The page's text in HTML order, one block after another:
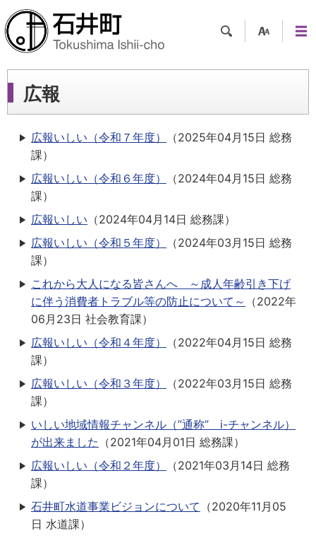
ツー
ュー
広報
広報いしい（令和７年度） （2025年04月15日 総務
課）
広報いしい（令和６年度）
（2024年04月15日 総務
課）
広報いしい （2024年04月14日 総務課）
広報いしい（令和５年度）
（2024年03月15日 総務
課）
これから大人になる皆さんへ ～成人年齢引き下げ
に伴う消費者トラブル等の防止について～
（2022年
06月23日 社会教育課）
広報いしい（令和４年度）
（2022年04月15日 総務
課）
広報いしい（令和３年度）
（2022年03月15日 総務
課）
いしい地域情報チャンネル（”通称” i-チャンネル）
が出来ました （2021年04月01日 総務課）
広報いしい（令和２年度）
（2021年03月14日 総務
課）
石井町水道事業ビジョンについて （2020年11月05
日 水道課）